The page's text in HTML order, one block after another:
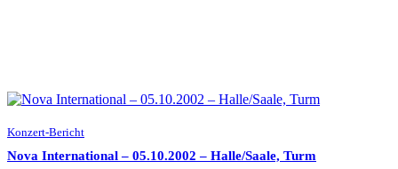
Konzert-Bericht
Nova International – 05.10.2002 – Halle/Saale, Turm